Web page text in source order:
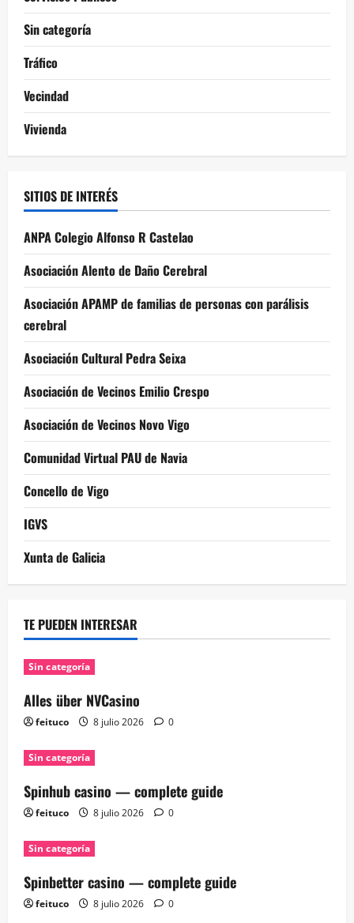
Sin categoría
Tráfico
Vecindad
Vivienda
SITIOS DE INTERÉS
ANPA Colegio Alfonso R Castelao
Asociación Alento de Daño Cerebral
Asociación APAMP de familias de personas con parálisis
cerebral
Asociación Cultural Pedra Seixa
Asociación de Vecinos Emilio Crespo
Asociación de Vecinos Novo Vigo
Comunidad Virtual PAU de Navia
Concello de Vigo
IGVS
Xunta de Galicia
TE PUEDEN INTERESAR
Sin categoría
Alles über NVCasino
feituco 8 julio 2026 0
Sin categoría
Spinhub casino — complete guide
feituco 8 julio 2026 0
Sin categoría
Spinbetter casino — complete guide
feituco 8 julio 2026 0